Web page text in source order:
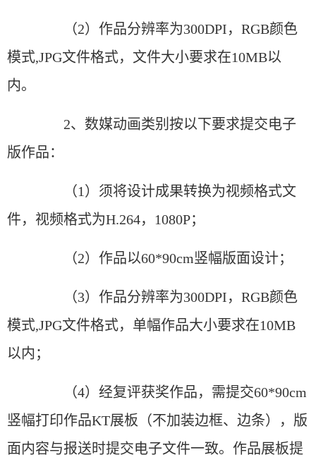
（2）作品分辨率为300DPI，RGB颜色
模式,JPG文件格式，文件大小要求在10MB以
内。
2、数媒动画类别按以下要求提交电子
版作品：
（1）须将设计成果转换为视频格式文
件，视频格式为H.264，1080P；
（2）作品以60*90cm竖幅版面设计；
（3）作品分辨率为300DPI，RGB颜色
模式,JPG文件格式，单幅作品大小要求在10MB
以内；
（4）经复评获奖作品，需提交60*90cm
竖幅打印作品KT展板（不加装边框、边条），版
面内容与报送时提交电子文件一致。作品展板提